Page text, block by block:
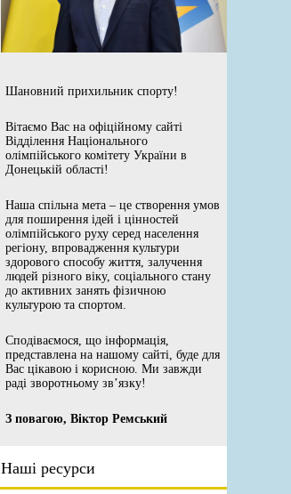
Шановний прихильник спорту!
Вітаємо Вас на офіційному сайті
Відділення Національного
олімпійського комітету України в
Донецькій області!
Наша спільна мета – це створення умов
для поширення ідей і цінностей
олімпійського руху серед населення
регіону, впровадження культури
здорового способу життя, залучення
людей різного віку, соціального стану
до активних занять фізичною
культурою та спортом.
Сподіваємося, що інформація,
представлена на нашому сайті, буде для
Вас цікавою і корисною. Ми завжди
раді зворотньому зв’язку!
З повагою, Віктор Ремський
Наші ресурси